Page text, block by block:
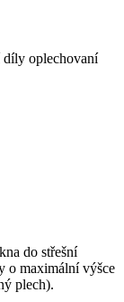
oplechovaní
do střešní
o maximální výšce
plech).